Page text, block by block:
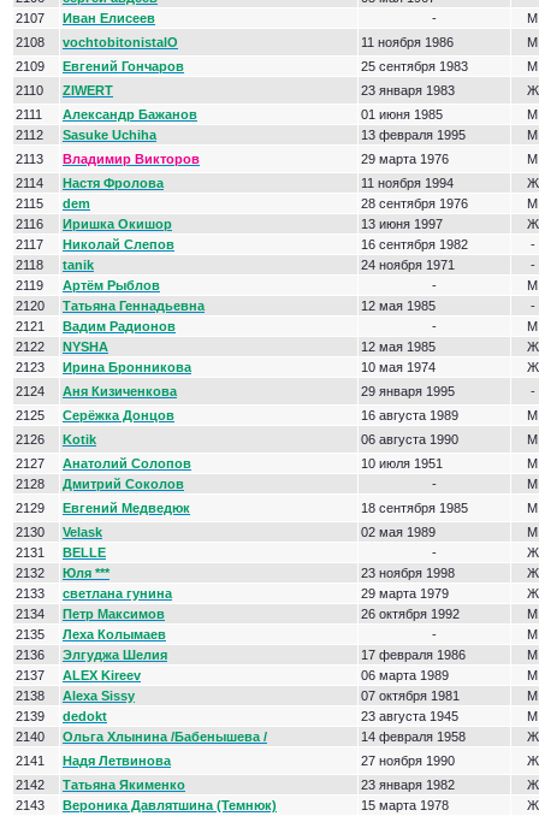
2107
Иван Елисеев -
М
2108
vochtobitonistalO 11 ноября 1986
М
2109
Евгений Гончаров 25 сентября 1983
М
2110
ZIWERT 23 января 1983
Ж
2111
Александр Бажанов 01 июня 1985
М
2112
Sasuke Uchiha 13 февраля 1995
М
2113
Владимир Викторов 29 марта 1976
М
2114
Настя Фролова 11 ноября 1994
Ж
2115
dem 28 сентября 1976
М
2116
Иришка Окишор 13 июня 1997
Ж
2117
Николай Слепов 16 сентября 1982
-
2118
tanik 24 ноября 1971
-
2119
Артём Рыблов -
М
2120
Татьяна Геннадьевна 12 мая 1985
-
2121
Вадим Радионов -
М
2122
NYSHA 12 мая 1985
Ж
2123
Ирина Бронникова 10 мая 1974
Ж
2124
Аня Кизиченкова 29 января 1995
-
2125
Серёжка Донцов 16 августа 1989
М
2126
Kotik 06 августа 1990
М
2127
Анатолий Солопов 10 июля 1951
М
2128
Дмитрий Соколов -
М
2129
Евгений Медведюк 18 сентября 1985
М
2130
Velask 02 мая 1989
М
2131
BELLE -
Ж
2132
Юля *** 23 ноября 1998
Ж
2133
светлана гунина 29 марта 1979
Ж
2134
Петр Максимов 26 октября 1992
М
2135
Леха Колымаев -
М
2136
Элгуджа Шелия 17 февраля 1986
М
2137
ALEX Kireev 06 марта 1989
М
2138
Alexa Sissy 07 октября 1981
М
2139
dedokt 23 августа 1945
М
2140
Ольга Хлынина /Бабенышева / 14 февраля 1958
Ж
2141
Надя Летвинова 27 ноября 1990
Ж
2142
Татьяна Якименко 23 января 1982
Ж
2143
Вероника Давлятшина (Темнюк) 15 марта 1978
Ж